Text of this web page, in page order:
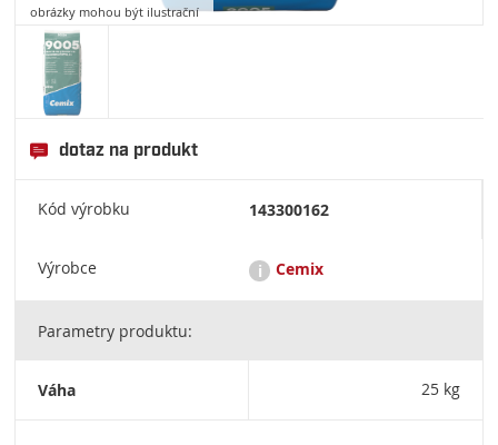
obrázky mohou být ilustrační
dotaz na produkt
Kód výrobku 143300162
Výrobce i Cemix
Cemix je společnost rakouské nadnárodní skupiny
keramických materiálů a surovin. LB Cemix, s.r.o. Sídlo
Parametry produktu:
Váha 25 kg